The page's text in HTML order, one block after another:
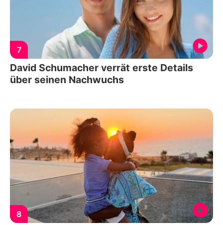
7
David Schumacher verrät erste Details
über seinen Nachwuchs
8